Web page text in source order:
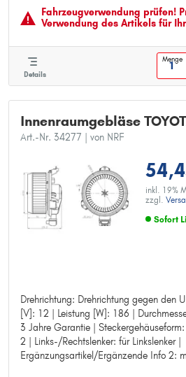
Ergänzungsartikel/Ergänzende Info 2:
Fahrzeugver­wendung prüfen!
Verwendung des Artikels für
Details
Menge
Innenraumgebläse
Art.-Nr. 34277 | von NRF
inkl. 19%
zzgl.
Sofort
Drehrichtung: Drehrichtung gegen den
[V]: 12 | Leistung [W]: 186 |
3 Jahre Garantie |
2 | Links-/Rechtslenker: für Linkslenker |
Ergänzungsartikel/Ergänzende Info 2:
Drehrichtung: Drehrichtung gegen den
Spannung [V]: 12
Leistung [W]: 186
Durchmesser 1 [mm]: 153
Garantie: 3 Jahre Garantie